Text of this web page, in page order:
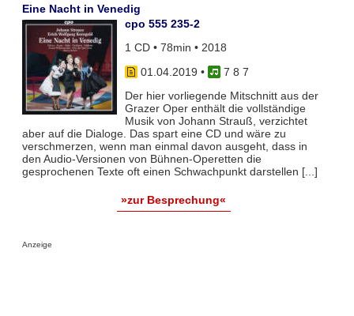
Eine Nacht in Venedig
cpo 555 235-2
1 CD • 78min • 2018
01.04.2019 •
7 8 7
Der hier vorliegende Mitschnitt aus der
Grazer Oper enthält die vollständige
Musik von Johann Strauß, verzichtet
aber auf die Dialoge. Das spart eine CD und wäre zu
verschmerzen, wenn man einmal davon ausgeht, dass in
den Audio-Versionen von Bühnen-Operetten die
gesprochenen Texte oft einen Schwachpunkt darstellen [...]
»zur Besprechung«
Anzeige